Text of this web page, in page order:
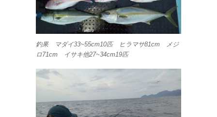
釣果 マダイ33~55cm10匹 ヒラマサ81cm メジ
ロ71cm イサキ他27~34cm19匹